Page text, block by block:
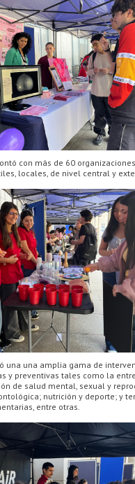
con más de 60 organizaciones
locales, de nivel central y
una una amplia gama de
y preventivas tales como la
de salud mental, sexual y
nutrición y deporte; y
entre otras.